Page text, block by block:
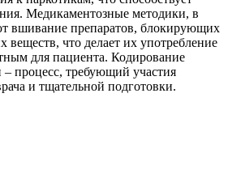
Медикаментозные методики, в
вшивание препаратов, блокирующих
веществ, что делает их употребление
для пациента. Кодирование
процесс, требующий участия
и тщательной подготовки.